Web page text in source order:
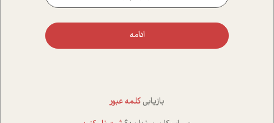
ادامه
بازیابی کلمه عبور